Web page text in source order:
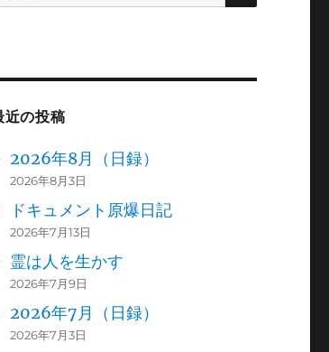
:
近の投稿
2026年8月（日録）
2026年8月3日
ドキュメント原爆日記
2026年7月13日
霊は人を生かす
2026年7月9日
2026年7月（日録）
2026年7月3日